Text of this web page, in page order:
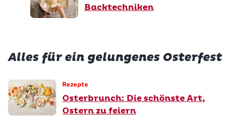
Backtechniken
Alles für ein gelungenes Osterfest
Rezepte
Osterbrunch: Die schönste Art,
Ostern zu feiern